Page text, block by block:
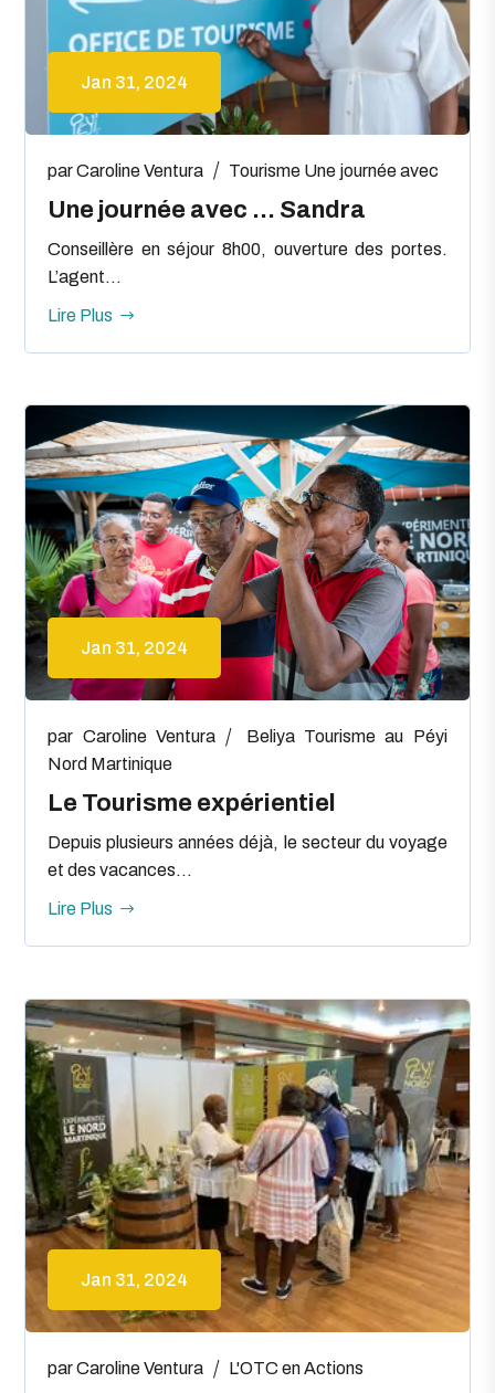
Jan 31, 2024
Une journée avec … Sandra
parCaroline Ventura Tourisme Une journée avec
Conseillère en séjour 8h00, ouverture des portes.
L’agent...
Lire Plus
Jan 31, 2024
Le Tourisme expérientiel
par Caroline Ventura Beliya Tourisme au Péyi
Nord Martinique
Depuis plusieurs années déjà, le secteur du voyage
et des vacances...
Lire Plus
Jan 31, 2024
parCaroline Ventura L'OTC en Actions